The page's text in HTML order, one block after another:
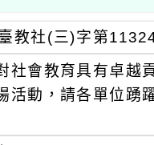
教社(三)字第
社會教育具有卓越
活動，請各單位踴